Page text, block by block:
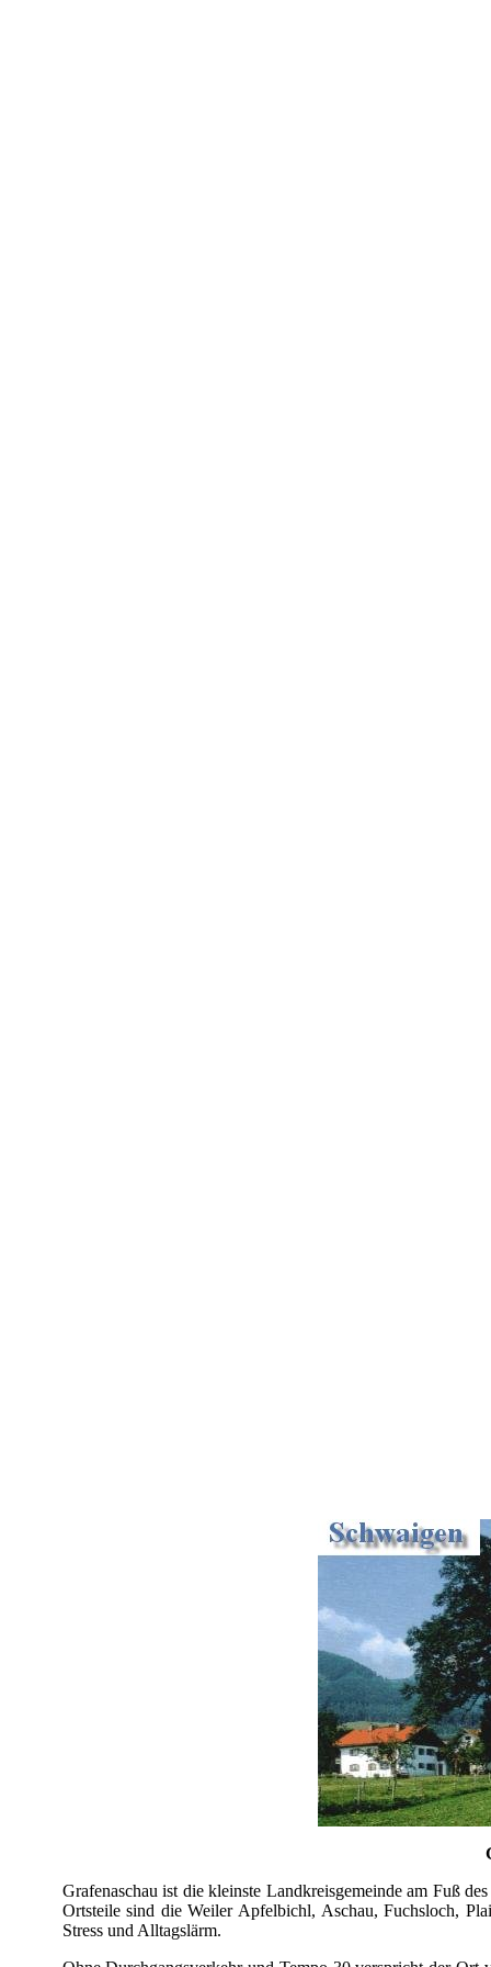
Grafenaschau ist die kleinste Landkreisgemeinde am Fuß
Ortsteile sind die Weiler Apfelbichl, Aschau, Fuchsloch,
Stress und Alltagslärm.